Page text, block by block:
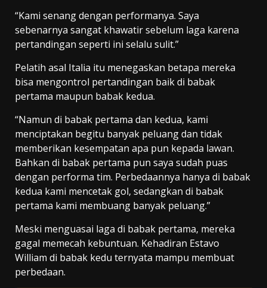
“Kami senang dengan performanya. Saya
sebenarnya sangat khawatir sebelum laga karena
pertandingan seperti ini selalu sulit.”
Pelatih asal Italia itu menegaskan betapa mereka
bisa mengontrol pertandingan baik di babak
pertama maupun babak kedua.
“Namun di babak pertama dan kedua, kami
menciptakan begitu banyak peluang dan tidak
memberikan kesempatan apa pun kepada lawan.
Bahkan di babak pertama pun saya sudah puas
dengan performa tim. Perbedaannya hanya di babak
kedua kami mencetak gol, sedangkan di babak
pertama kami membuang banyak peluang.”
Meski menguasai laga di babak pertama, mereka
gagal memecah kebuntuan. Kehadiran Estavo
William di babak kedu ternyata mampu membuat
perbedaan.